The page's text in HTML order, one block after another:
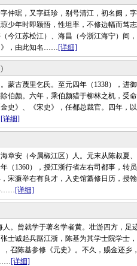
琚，又字廷珍，别号清江，初名阙，
少年时即颖悟，性坦率，不修边幅而笃
今江苏松江）、海昌（今浙江海宁）间
》，由此知名……[详细]
)
古蔑里乞氏。至元四年（1338），进
伯颜。六年，乘伯颜猎于柳林之机，受
史》、《宋史》，任都总裁官。四年，
[详细]
安（今属椒江区）人。元末从陈叔夏
（1360），授江浙行省左右司都事，转
宋濂举右有良才，入史馆纂修日历，授
……[详细]
曾就学于著名学者黄。壮游四方，足
士诚起兵踞江浙，陈基为其学士院学士
，召陈基参修《元史》。不久，赐金还
……[详细]